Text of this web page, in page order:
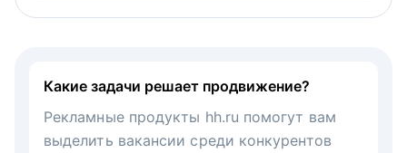
Какие задачи решает продвижение?
Рекламные продукты hh.ru помогут вам
выделить вакансии среди конкурентов